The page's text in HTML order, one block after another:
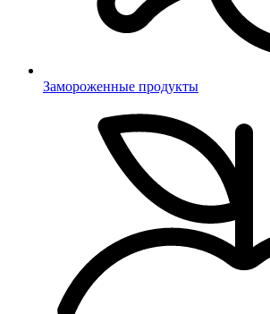
Замороженные продукты